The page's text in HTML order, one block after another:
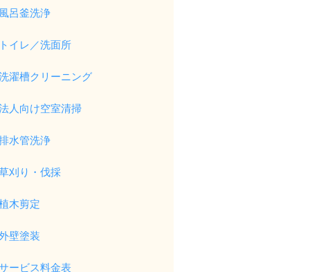
呂釜洗浄
イレ／洗面所
濯槽クリーニング
人向け空室清掃
水管洗浄
刈り・伐採
木剪定
壁塗装
ービス料金表